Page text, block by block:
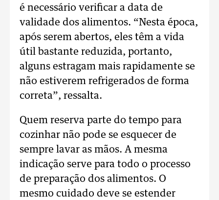
é necessário verificar a data de
validade dos alimentos. “Nesta época,
após serem abertos, eles têm a vida
útil bastante reduzida, portanto,
alguns estragam mais rapidamente se
não estiverem refrigerados de forma
correta”, ressalta.
Quem reserva parte do tempo para
cozinhar não pode se esquecer de
sempre lavar as mãos. A mesma
indicação serve para todo o processo
de preparação dos alimentos. O
mesmo cuidado deve se estender